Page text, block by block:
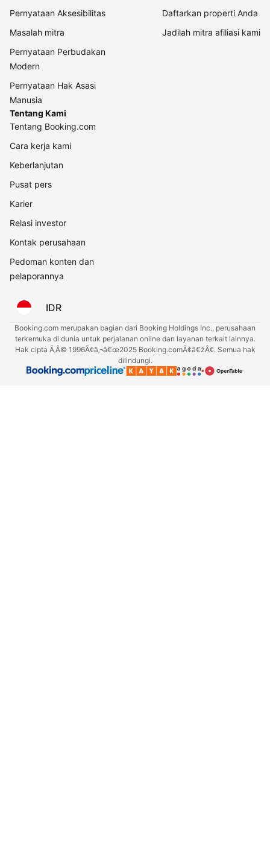
Pernyataan Aksesibilitas
Masalah mitra
Pernyataan Perbudakan
Modern
Pernyataan Hak Asasi
Manusia
Daftarkan properti Anda
Jadilah mitra afiliasi kami
Tentang Kami
Tentang Booking.com
Cara kerja kami
Keberlanjutan
Pusat pers
Karier
Relasi investor
Kontak perusahaan
Pedoman konten dan
pelaporannya
IDR
Booking.com merupakan bagian dari Booking Holdings Inc., perusahaan
terkemuka di dunia untuk perjalanan online dan layanan terkait lainnya.
Hak cipta Ã‚Â© 1996Ã¢â‚¬â€œ2025 Booking.comÃ¢â€žÂ¢. Semua hak
dilindungi.